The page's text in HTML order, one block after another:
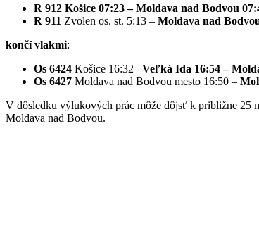
R 912 Košice 07:23 – Moldava nad Bodvou
R 911 Zvolen os. st. 5:13 – Moldava nad
končí vlakmi:
Os 6424 Košice 16:32– Veľká Ida 16:54 –
Os 6427 Moldava nad Bodvou mesto 16:50 –
V dôsledku výlukových prác môže dôjsť k približne 25
Moldava nad Bodvou.